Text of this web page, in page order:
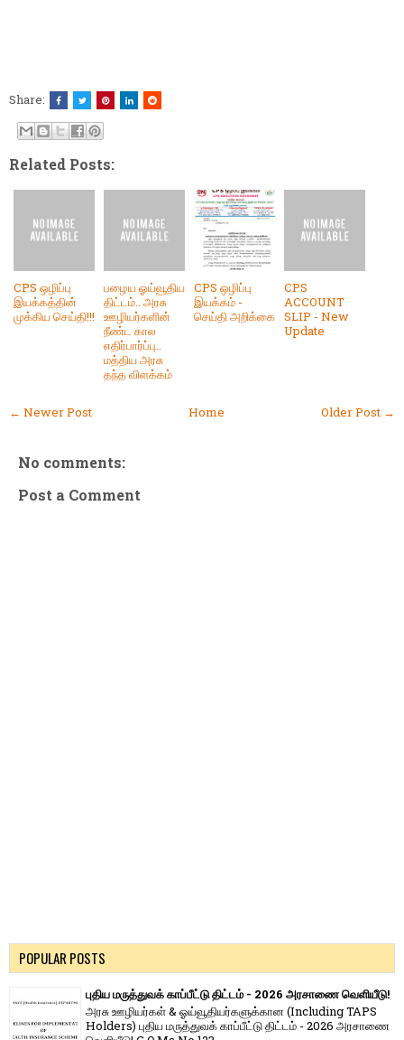
Share:
Related Posts:
CPS ஒழிப்பு
இயக்கத்தின்
முக்கிய செய்தி!!!
பழைய ஓய்வூதிய
திட்டம்.. அரசு
ஊழியர்களின்
நீண்ட கால
எதிர்பார்ப்பு..
மத்திய அரசு
தந்த விளக்கம்
CPS ஒழிப்பு
இயக்கம் -
செய்தி அறிக்கை
CPS
ACCOUNT
SLIP - New
Update
← Newer Post Older Post →
Home
No comments:
Post a Comment
POPULAR POSTS
புதிய மருத்துவக் காப்பீட்டு திட்டம் - 2026 அரசாணை வெளியீடு!
அரசு ஊழியர்கள் & ஓய்வூதியர்களுக்கான (Including TAPS
Holders) புதிய மருத்துவக் காப்பீட்டு திட்டம் - 2026 அரசாணை